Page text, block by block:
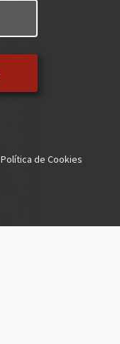
Política de Cookies